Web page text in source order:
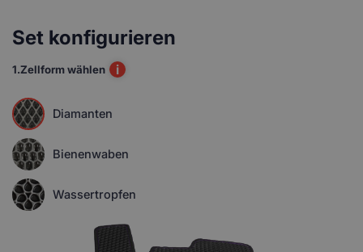
Set konfigurieren
1.Zellform wählen i
Diamanten
Bienenwaben
Wassertropfen